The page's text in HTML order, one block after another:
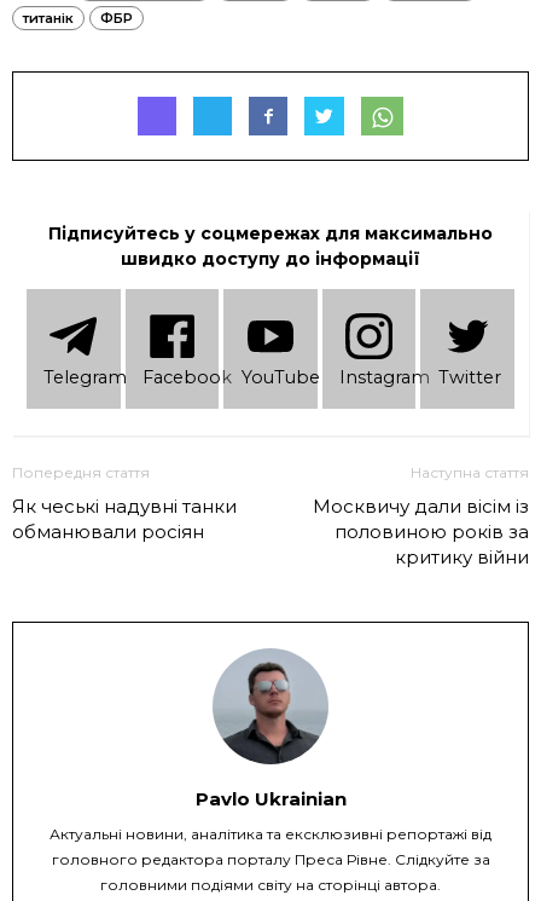
титанік
ФБР
Підписуйтесь у соцмережах для максимально
швидко доступу до інформації
Telеgram Facebook YouTube Instagram Twitter
Попередня стаття
Як чеські надувні танки
обманювали росіян
Наступна стаття
Москвичу дали вісім із
половиною років за
критику війни
Pavlo Ukrainian
Актуальні новини, аналітика та ексклюзивні репортажі від
головного редактора порталу Преса Рівне. Слідкуйте за
головними подіями світу на сторінці автора.